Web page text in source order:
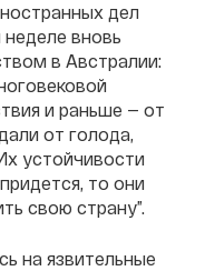
дел
неделе вновь
в Австралии:
и раньше — от
от голода,
устойчивости
то они
свою страну”.
на язвительные